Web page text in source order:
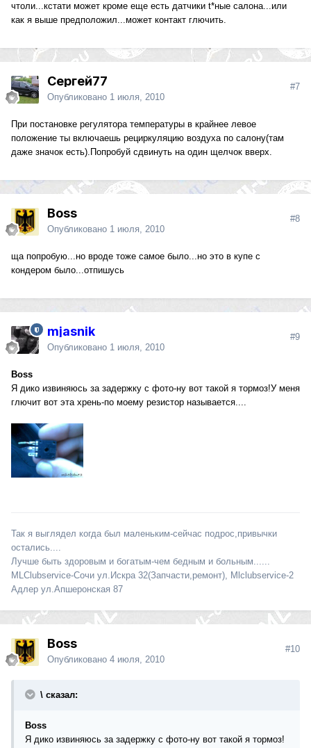
чтоли...кстати может кроме еще есть датчики t*ные салона...или
как я выше предположил...может контакт глючить.
Сергей77
Опубликовано 1 июля, 2010
#7
При постановке регулятора температуры в крайнее левое
положение ты включаешь рециркуляцию воздуха по салону(там
даже значок есть).Попробуй сдвинуть на один щелчок вверх.
Boss
Опубликовано 1 июля, 2010
#8
ща попробую...но вроде тоже самое было...но это в купе с
кондером было...отпишусь
mjasnik
Опубликовано 1 июля, 2010
#9
Boss
Я дико извиняюсь за задержку с фото-ну вот такой я тормоз!У меня
глючит вот эта хрень-по моему резистор называется....
Так я выглядел когда был маленьким-сейчас подрос,привычки
остались....
Лучше быть здоровым и богатым-чем бедным и больным......
MLClubservice-Сочи ул.Искра 32(Запчасти,ремонт), Mlclubservice-2
Адлер ул.Апшеронская 87
Boss
Опубликовано 4 июля, 2010
#10
\ сказал:
Boss
Я дико извиняюсь за задержку с фото-ну вот такой я тормоз!